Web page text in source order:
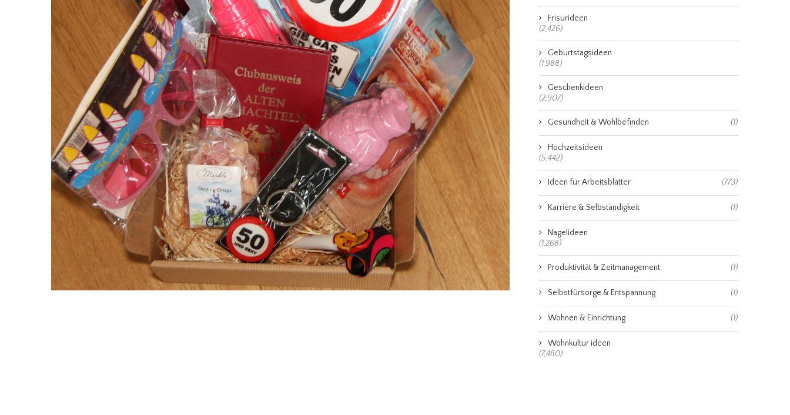
Frisurideen
(2,426)
Geburtstagsideen
(1,988)
Geschenkideen
(2,907)
Gesundheit & Wohlbefinden (1)
Hochzeitsideen
(5,442)
Ideen für Arbeitsblätter (773)
Karriere & Selbständigkeit (1)
Nagelideen
(1,268)
Produktivität & Zeitmanagement (1)
Selbstfürsorge & Entspannung (1)
Wohnen & Einrichtung (1)
Wohnkultur ideen
(7,480)